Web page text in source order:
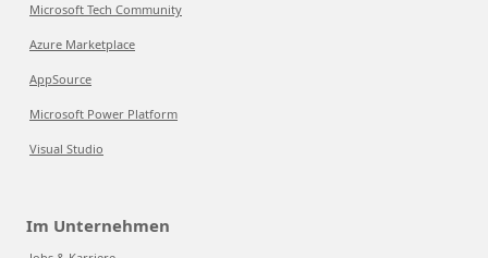
Microsoft Tech Community
Azure Marketplace
AppSource
Microsoft Power Platform
Visual Studio
Im Unternehmen